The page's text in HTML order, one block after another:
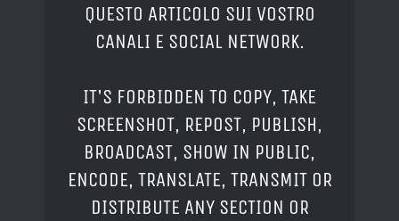
QUESTO ARTICOLO SUI VOSTRO
CANALI E SOCIAL NETWORK.
IT'S FORBIDDEN TO COPY, TAKE
SCREENSHOT, REPOST, PUBLISH,
BROADCAST, SHOW IN PUBLIC,
ENCODE, TRANSLATE, TRANSMIT OR
DISTRIBUTE ANY SECTION OR